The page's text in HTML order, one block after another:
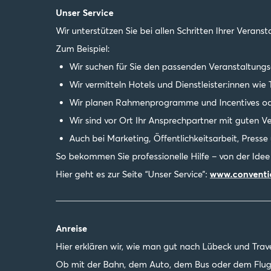
Unser Service
Wir unterstützen Sie bei allen Schritten Ihrer
Zum Beispiel:
Wir suchen für Sie den passenden
Wir vermitteln Hotels und Dienstleister:innen wie
Wir planen Rahmenprogramme und Incentives
Wir sind vor Ort Ihr Ansprechpartner mit guten
Auch bei Marketing, Öffentlichkeitsarbeit,
So bekommen Sie professionelle Hilfe – von der
Hier geht es zur Seite “Unser Service”:
Anreise
Hier erklären wir, wie man gut nach Lübeck und
Ob mit der Bahn, dem Auto, dem Bus oder dem